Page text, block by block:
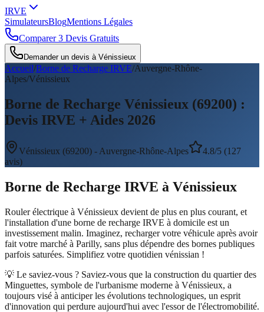
IRVE
SimulateursBlogMentions Légales
Comparer 3 Devis Gratuits
Demander un devis à Vénissieux
Accueil/Borne de Recharge IRVE/Auvergne-Rhône-
Alpes/Vénissieux
Borne de Recharge Vénissieux (69200) :
Devis IRVE + Aides 2026
Vénissieux (69200) - Auvergne-Rhône-Alpes
4.8/5 (127
avis)
Borne de Recharge IRVE à Vénissieux
Rouler électrique à Vénissieux devient de plus en plus courant, et
l'installation d'une borne de recharge IRVE à domicile est un
investissement malin. Imaginez, recharger votre véhicule après avoir
fait votre marché à Parilly, sans plus dépendre des bornes publiques
parfois saturées. Simplifiez votre quotidien vénissian !
💡 Le saviez-vous ? Saviez-vous que la construction du quartier des
Minguettes, symbole de l'urbanisme moderne à Vénissieux, a
toujours visé à anticiper les évolutions technologiques, un esprit
d'innovation qui perdure aujourd'hui avec l'essor de l'électromobilité.